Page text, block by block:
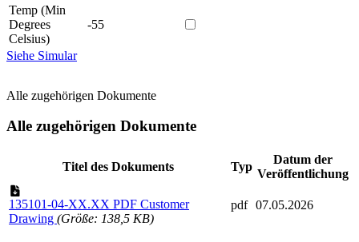
Temp (Min
Degrees
Celsius)
-55
Siehe Simular
Alle zugehörigen Dokumente
Alle zugehörigen Dokumente
Titel des Dokuments Typ
Datum der
Veröffentlichung
135101-04-XX.XX PDF Customer
Drawing (Größe: 138,5 KB)
pdf 07.05.2026